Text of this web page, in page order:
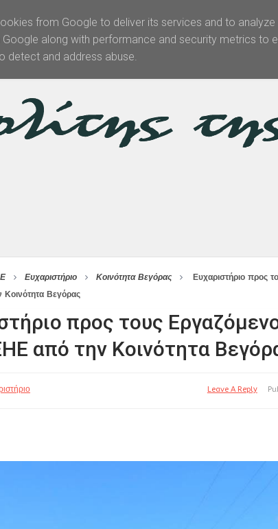
Αρχική Θεματολογία Άρθρα -
Ευχαριστήριο Κοινότητα Βεγόρας
Ευχαριστήριο προς
Βεγόρας
προς τους
από την Κοινότητα
Leave A Reply
from Google to deliver its services and to
Google along with performance and security metrics to
detect and address abuse.